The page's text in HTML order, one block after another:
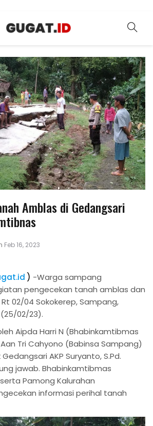
Amblas di Gedangsari
Feb 16, 2023
) -Warga sampang
pengecekan tanah amblas dan
02/04 Sokokerep, Sampang,
02/23).
Aipda Harri N (Bhabinkamtibmas
Tri Cahyono (Babinsa Sampang)
AKP Suryanto, S.Pd.
jawab. Bhabinkamtibmas
Pamong Kalurahan
informasi perihal tanah